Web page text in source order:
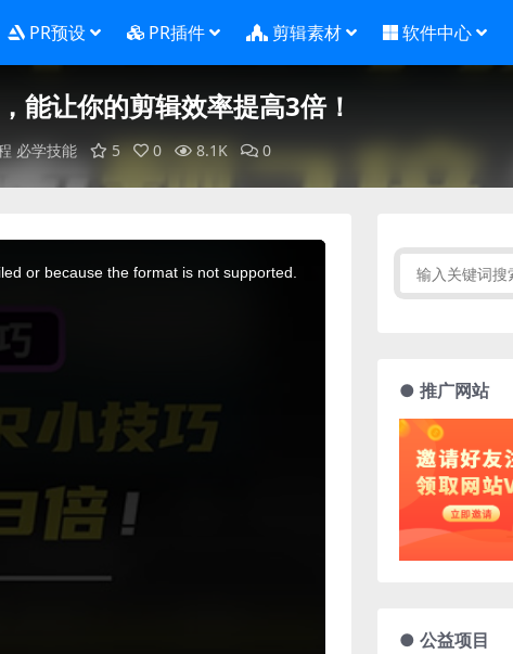
PR预设 PR插件 剪辑素材 软件中心
能让你的剪辑效率提高3倍！
必学技能 5 0 8.1K 0
or because the format is not supported.
● 推广网站
● 公益项目